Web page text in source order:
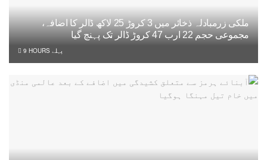
ملکی زرمبادلہ ذخائر میں 3 کروڑ 25 لاکھ ڈالر کا اضافہ،
مجموعی حجم 22 ارب 47 کروڑ ڈالر تک پہنچ گیا
9 HOURS پہلے